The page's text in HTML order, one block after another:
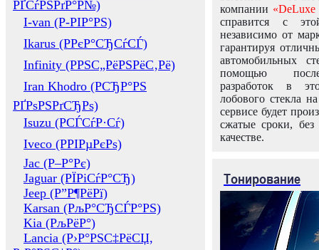
РҐСѓРЅРґР°Р№)
I-van (Р-РІР°РЅ)
Ikarus (РРєР°СЂСѓСЃ)
Infinity (РРЅС„РёРЅРёС‚Рё)
Iran Khodro (РСЂР°РЅ
РҐРѕРЅРґСЂРѕ)
Isuzu (РСЃСѓР·Сѓ)
Iveco (РРІРµРєРѕ)
Jac (Р–Р°Рє)
Jaguar (РЇРіСѓР°СЂ)
Jeep (Р”Р¶РёРї)
Karsan (РљР°СЂСЃР°РЅ)
Kia (РљРёР°)
Lancia (Р›Р°РЅС‡РёСЏ,
компании «DeLuxe
справится с
независимо от
гарантируя
автомобильных
помощью
разработок в
лобового стекла
сервисе будет
сжатые сроки,
качестве.
Тонирование